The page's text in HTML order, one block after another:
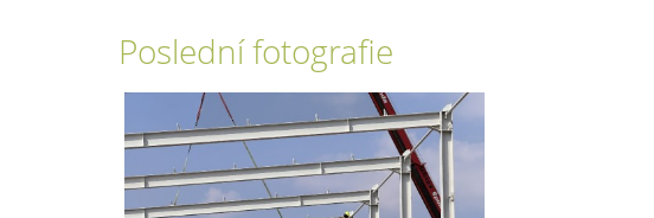
Poslední fotografie